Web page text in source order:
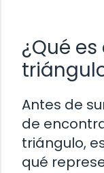
¿Qué
Antes de
de
triángulo,
qué